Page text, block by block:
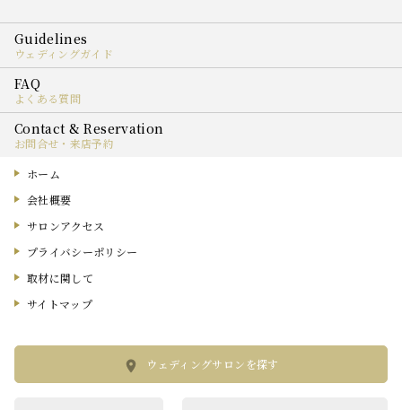
ウェディングガイド
よくある質問
お問合せ・来店予約
ホーム
会社概要
サロンアクセス
プライバシーポリシー
取材に関して
サイトマップ
ウェディングサロンを探す